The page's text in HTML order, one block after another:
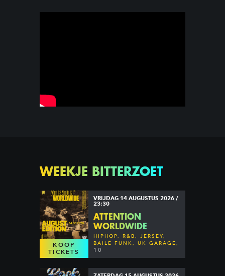
WEEKJE BITTERZOET
KOOP
TICKETS
VRIJDAG 14 AUGUSTUS 2026 /
23:30
ATTENTION
WORLDWIDE
HIPHOP, R&B, JERSEY,
BAILE FUNK, UK GARAGE,
DANCEHALL & MORE
10